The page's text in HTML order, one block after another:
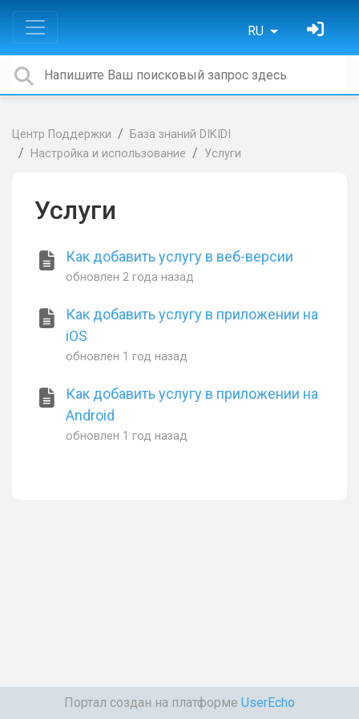
RU
Центр Поддержки
База знаний DIKIDI
Настройка и использование
Услуги
Услуги
Как добавить услугу в веб-версии
обновлен2 года назад
Как добавить услугу в приложении на
iOS
обновлен 1 год назад
Как добавить услугу в приложении на
Android
обновлен 1 год назад
Портал создан на платформе UserEcho